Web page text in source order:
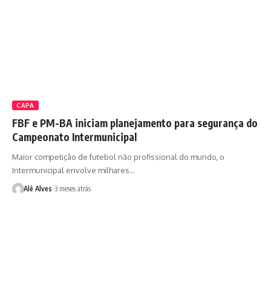
CAPA
FBF e PM-BA iniciam planejamento para segurança do
Campeonato Intermunicipal
Maior competição de futebol não profissional do mundo, o
Intermunicipal envolve milhares…
Alê Alves 3 meses atrás